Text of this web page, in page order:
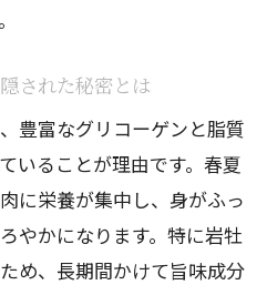
された秘密とは
豊富なグリコーゲンと脂質
いることが理由です。春夏
に栄養が集中し、身がふっ
やかになります。特に岩牡
め、長期間かけて旨味成分